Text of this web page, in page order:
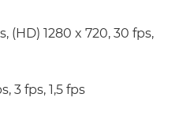
(HD) 1280 x 720, 30 fps,
3 fps, 1,5 fps